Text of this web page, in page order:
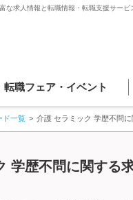
な求人情報と転職情報・転職支援サービ
転職フェア・イベント
ド一覧 介護 セラミック 学歴不問
学歴不問に関する